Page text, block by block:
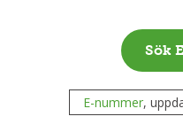
Sök
E-nummer,